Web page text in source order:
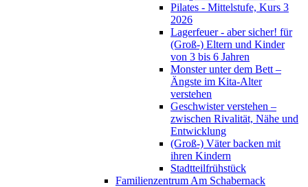
Pilates - Mittelstufe, Kurs 3
2026
Lagerfeuer - aber sicher! für
(Groß-) Eltern und Kinder
von 3 bis 6 Jahren
Monster unter dem Bett –
Ängste im Kita-Alter
verstehen
Geschwister verstehen –
zwischen Rivalität, Nähe und
Entwicklung
(Groß-) Väter backen mit
ihren Kindern
Stadtteilfrühstück
Familienzentrum Am Schabernack